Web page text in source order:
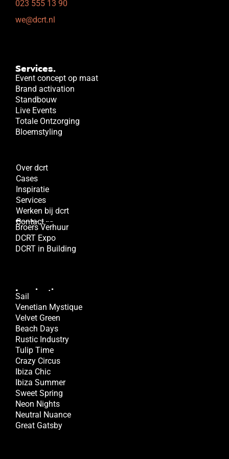
023 555 13 90
we@dcrt.nl
Services.
Event concept op maat
Brand activation
Standbouw
Live Events
Totale Ontzorging
Bloemstyling
DCRT.
Over dcrt
Cases
Inspiratie
Services
Werken bij dcrt
Contact
Partners.
Broers Verhuur
DCRT Expo
DCRT in Building
Inspiratie.
Sail
Venetian Mystique
Velvet Green
Beach Days
Rustic Industry
Tulip Time
Crazy Circus
Ibiza Chic
Ibiza Summer
Sweet Spring
Neon Nights
Neutral Nuance
Great Gatsby